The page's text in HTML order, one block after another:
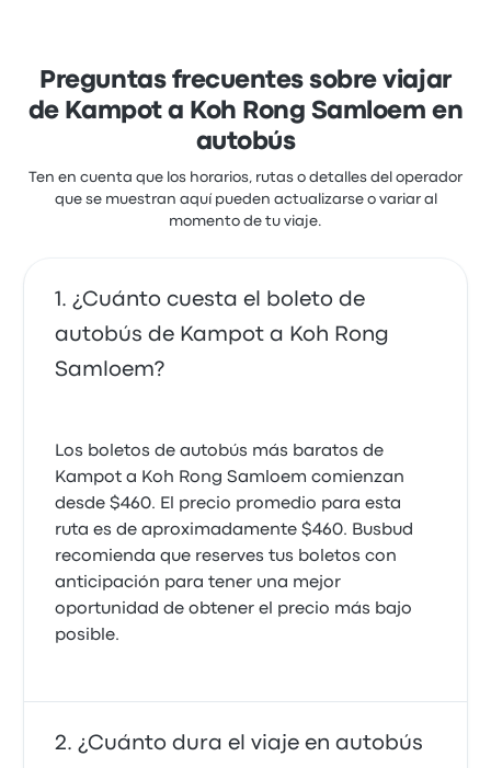
Preguntas frecuentes sobre viajar
de Kampot a Koh Rong Samloem en
autobús
Ten en cuenta que los horarios, rutas o detalles del operador
que se muestran aquí pueden actualizarse o variar al
momento de tu viaje.
¿Cuánto cuesta el boleto de
autobús de Kampot a Koh Rong
Samloem?
Los boletos de autobús más baratos de
Kampot a Koh Rong Samloem comienzan
desde $460. El precio promedio para esta
ruta es de aproximadamente $460. Busbud
recomienda que reserves tus boletos con
anticipación para tener una mejor
oportunidad de obtener el precio más bajo
posible.
¿Cuánto dura el viaje en autobús